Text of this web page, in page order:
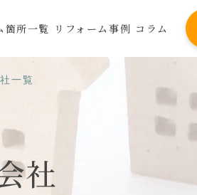
箇所一覧 リフォーム事例 コラム
一覧
社